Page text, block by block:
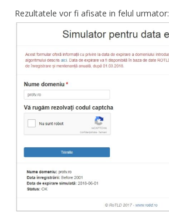
Rezultatele vor fi afisate in felul urmator: